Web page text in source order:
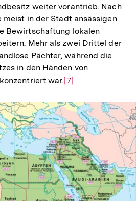
weiter vorantrieb. Nach
meist in der Stadt ansässigen
Bewirtschaftung lokalen
Mehr als zwei Drittel der
Pächter, während die
in den Händen von
war.Zur
der
Fußnote
[7]